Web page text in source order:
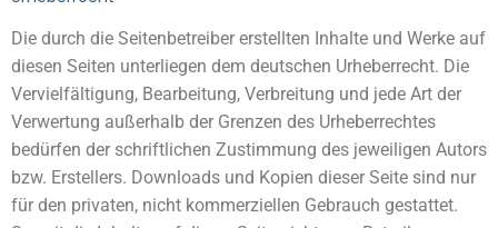
Die durch die Seitenbetreiber erstellten Inhalte und Werke auf
diesen Seiten unterliegen dem deutschen Urheberrecht. Die
Vervielfältigung, Bearbeitung, Verbreitung und jede Art der
Verwertung außerhalb der Grenzen des Urheberrechtes
bedürfen der schriftlichen Zustimmung des jeweiligen Autors
bzw. Erstellers. Downloads und Kopien dieser Seite sind nur
für den privaten, nicht kommerziellen Gebrauch gestattet.